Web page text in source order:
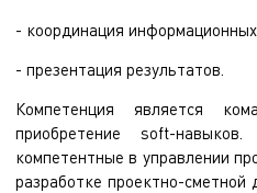
- координация
- презентация результатов.
Компетенция является
приобретение soft-навыков.
компетентные в управлении
разработке проектно-сметной